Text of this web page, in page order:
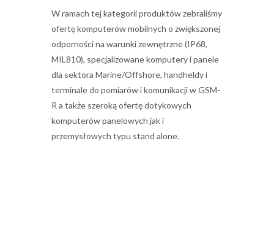
W ramach tej kategorii produktów zebraliśmy
ofertę komputerów mobilnych o zwiększonej
odporności na warunki zewnętrzne (IP68,
MIL810), specjalizowane komputery i panele
dla sektora Marine/Offshore, handheldy i
terminale do pomiarów i komunikacji w GSM-
R a także szeroką ofertę dotykowych
komputerów panelowych jak i
przemysłowych typu stand alone.